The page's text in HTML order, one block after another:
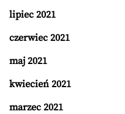
lipiec 2021
czerwiec 2021
maj 2021
kwiecień 2021
marzec 2021